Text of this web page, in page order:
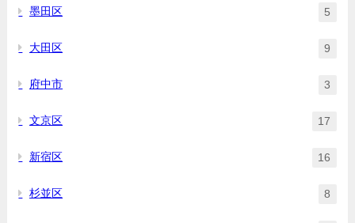
墨田区 5
大田区 9
府中市 3
文京区 17
新宿区 16
杉並区 8